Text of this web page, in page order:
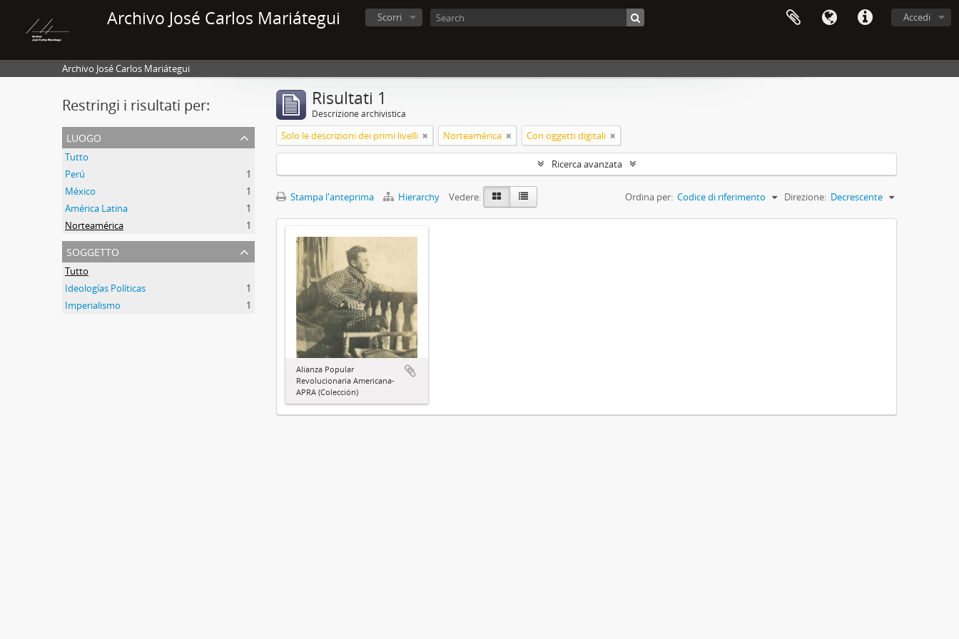
Archivo José Carlos Mariátegui Accedi
Scorri
Archivo José Carlos Mariátegui
Restringi i risultati per:
luogo
Tutto
Perú
1
México
1
América Latina
1
Norteamérica
1
soggetto
Tutto
Ideologías Políticas
1
Imperialismo
1
Risultati 1
Descrizione archivistica
Solo le descrizioni dei primi livelli Norteamérica Con oggetti digitali
Ricerca avanzata
Stampa l'anteprima Hierarchy Vedere: Ordina per: Codice di riferimento Direzione: Decrescente
Alianza Popular
Revolucionaria Americana-
APRA (Colección)